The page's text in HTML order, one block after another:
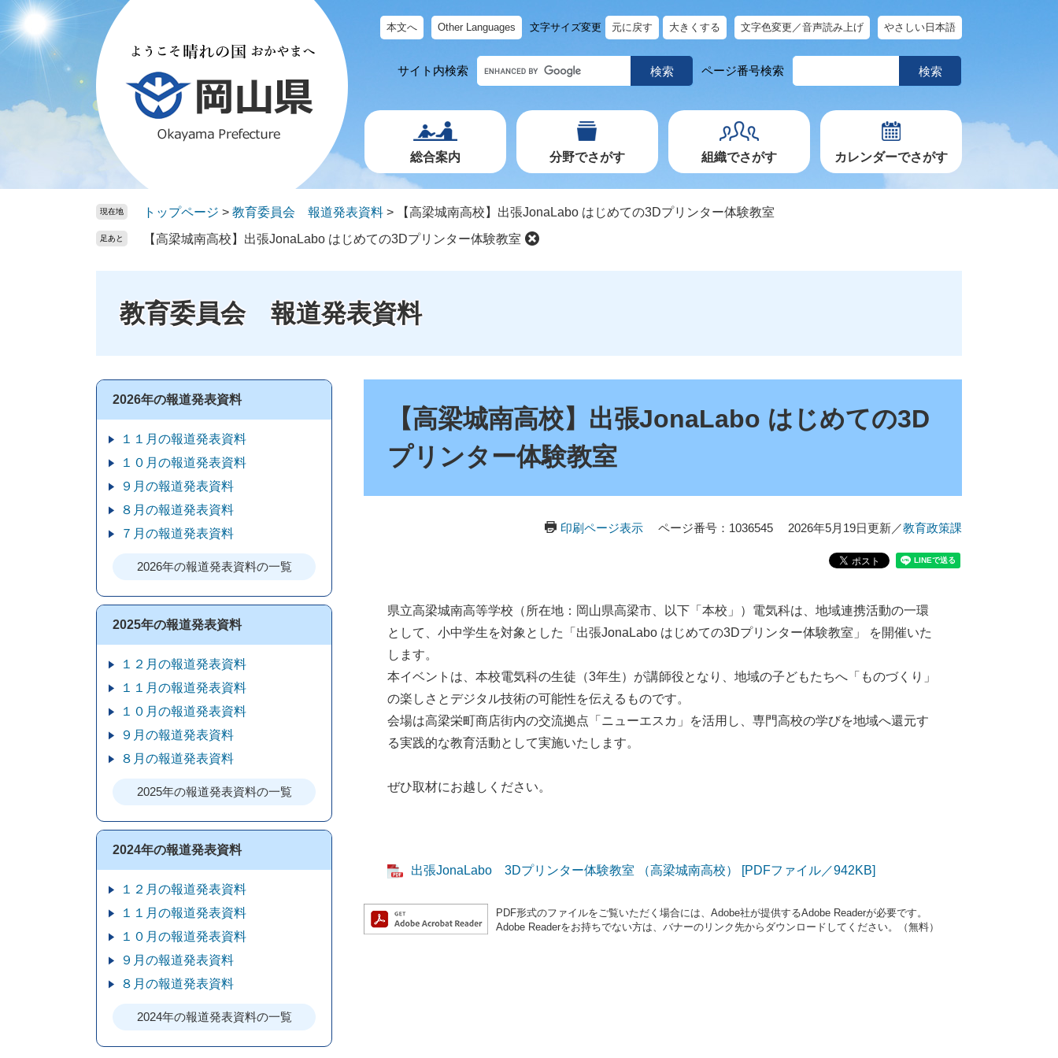
ー
ジ
ニ
ュ
本文へ Other Languages 文字サイズ変更 元に戻す 大きくする 文字色変更／音声読み上げ やさしい日本語
サイト内検索
キ
ー
ワ
ド
ページ番号検索
ペ
ジ
号
総合案内 分野でさがす 組織でさがす カレンダーでさがす
現在地 トップページ > 教育委員会 報道発表資料 > 【高梁城南高校】出張JonaLabo はじめての3Dプリンター体験教室
足あと 【高梁城南高校】出張JonaLabo はじめての3Dプリンター体験教室
教育委員会 報道発表資料
【高梁城南高校】出張JonaLabo はじめての3D
プリンター体験教室
印刷ページ表示 ページ番号：1036545 2026年5月19日更新／教育政策課
県立高梁城南高等学校（所在地：岡山県高梁市、以下「本校」）電気科は、地域連携活動の一環
として、小中学生を対象とした「出張JonaLabo はじめての3Dプリンター体験教室」 を開催いた
します。
本イベントは、本校電気科の生徒（3年生）が講師役となり、地域の子どもたちへ「ものづくり」
の楽しさとデジタル技術の可能性を伝えるものです。
会場は高梁栄町商店街内の交流拠点「ニューエスカ」を活用し、専門高校の学びを地域へ還元す
る実践的な教育活動として実施いたします。
ぜひ取材にお越しください。
出張JonaLabo 3Dプリンター体験教室 （高梁城南高校） [PDFファイル／942KB]
PDF形式のファイルをご覧いただく場合には、Adobe社が提供するAdobe Readerが必要です。
Adobe Readerをお持ちでない方は、バナーのリンク先からダウンロードしてください。（無料）
2026年の報道発表資料
１１月の報道発表資料
１０月の報道発表資料
９月の報道発表資料
８月の報道発表資料
７月の報道発表資料
2026年の報道発表資料の一覧
2025年の報道発表資料
１２月の報道発表資料
１１月の報道発表資料
１０月の報道発表資料
９月の報道発表資料
８月の報道発表資料
2025年の報道発表資料の一覧
2024年の報道発表資料
１２月の報道発表資料
１１月の報道発表資料
１０月の報道発表資料
９月の報道発表資料
８月の報道発表資料
2024年の報道発表資料の一覧